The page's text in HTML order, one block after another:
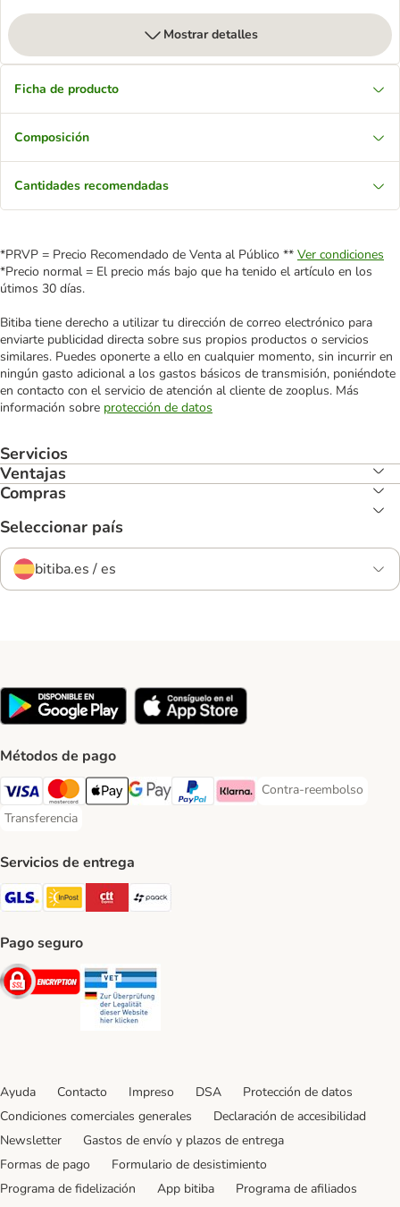
Mostrar detalles
Ficha de producto
Composición
Cantidades recomendadas
*PRVP = Precio Recomendado de Venta al Público ** Ver condiciones
*Precio normal = El precio más bajo que ha tenido el artículo en los
útimos 30 días.
Bitiba tiene derecho a utilizar tu dirección de correo electrónico para
enviarte publicidad directa sobre sus propios productos o servicios
similares. Puedes oponerte a ello en cualquier momento, sin incurrir en
ningún gasto adicional a los gastos básicos de transmisión, poniéndote
en contacto con el servicio de atención al cliente de zooplus. Más
información sobre protección de datos
Servicios
Ventajas
Compras
Seleccionar país
bitiba.es / es
Métodos de pago
Visa Payment Method
Mastercard Payment Method
Apple Pay Payment Method
Google Pay Payment Method
PayPal Payment Method
Klarna Payment Method
Contra-reembolso
Contra-reembolso
Transferencia
Transferencia Payment Method
Servicios de entrega
GLS Shipping Method
InPost Shipping Method
CTTExpress Shipping Method
paack Shipping Method
Pago seguro
Security
Ayuda Contacto Impreso DSA
Protección de datos
Condiciones comerciales generales
Declaración de accesibilidad
Newsletter
Gastos de envío y plazos de entrega
Formas de pago
Formulario de desistimiento
Programa de fidelización
App bitiba
Programa de afiliados